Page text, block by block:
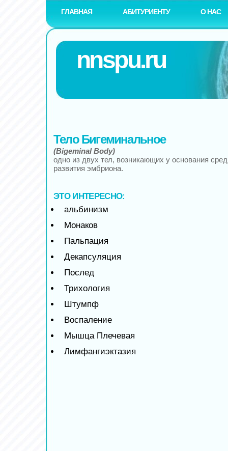
ГЛАВНАЯ АБИТУРИЕНТУ О НАС
nnspu.ru
Тело Бигеминальное
(Bigeminal Body)
одно из двух тел, возникающих у основания
развития эмбриона.
ЭТО ИНТЕРЕСНО:
альбинизм
Монаков
Пальпация
Декапсуляция
Послед
Трихология
Штумпф
Воспаление
Мышца Плечевая
Лимфангиэктазия